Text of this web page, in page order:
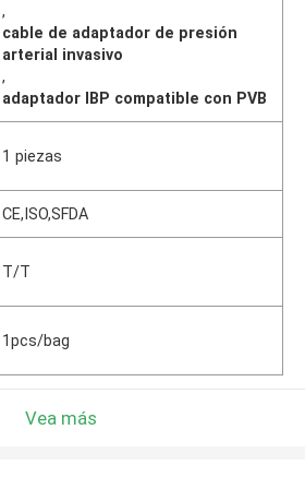
,
cable de adaptador de presión
arterial invasivo
,
adaptador IBP compatible con PVB
1 piezas
CE,ISO,SFDA
T/T
1pcs/bag
Vea más